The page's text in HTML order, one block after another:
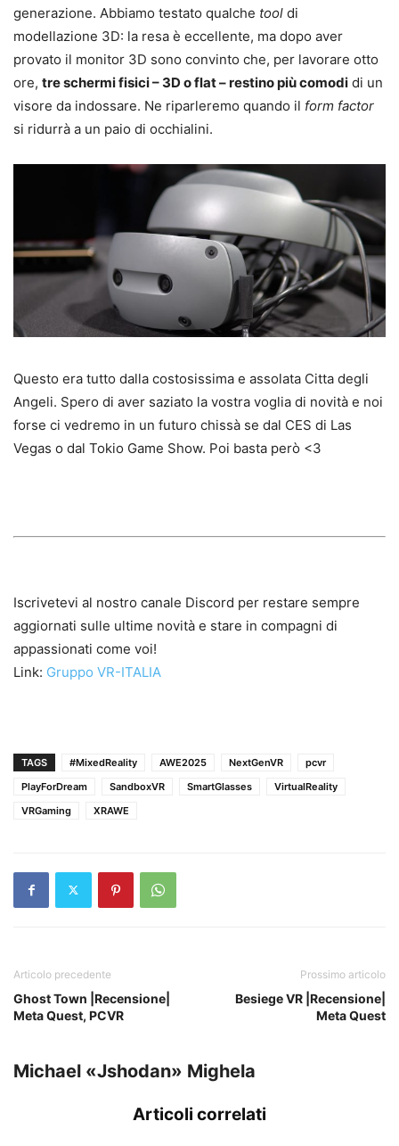
generazione. Abbiamo testato qualche tool di
modellazione 3D: la resa è eccellente, ma dopo aver
provato il monitor 3D sono convinto che, per lavorare otto
ore, tre schermi fisici – 3D o flat – restino più comodi di un
visore da indossare. Ne riparleremo quando il form factor
si ridurrà a un paio di occhialini.
Questo era tutto dalla costosissima e assolata Citta degli
Angeli. Spero di aver saziato la vostra voglia di novità e noi
forse ci vedremo in un futuro chissà se dal CES di Las
Vegas o dal Tokio Game Show. Poi basta però <3
Iscrivetevi al nostro canale Discord per restare sempre
aggiornati sulle ultime novità e stare in compagni di
appassionati come voi!
Link: Gruppo VR-ITALIA
TAGS #MixedReality AWE2025 NextGenVR
pcvr
PlayForDream
SandboxVR SmartGlasses
VirtualReality
VRGaming
XRAWE
Articolo precedente
Ghost Town |Recensione|
Meta Quest, PCVR
Prossimo articolo
Besiege VR |Recensione|
Meta Quest
Michael «Jshodan» Mighela
Articoli correlati